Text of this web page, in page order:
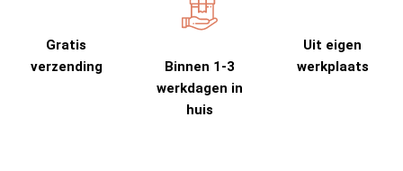
Gratis
verzending
Binnen 1-3
werkdagen in
huis
Uit eigen
werkplaats